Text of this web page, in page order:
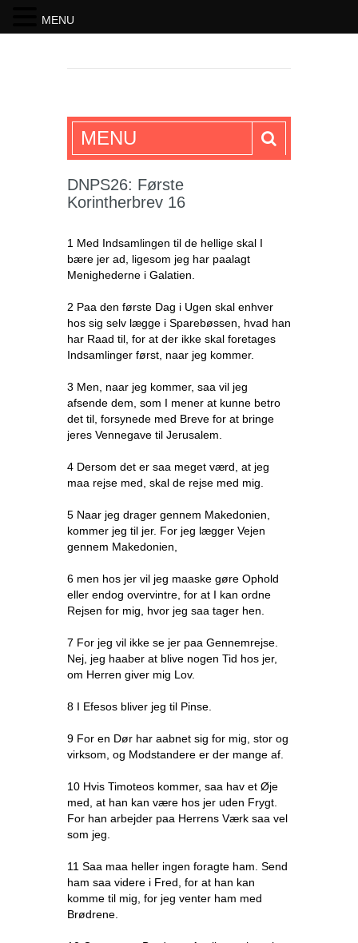
SKRIFTEN
MENU
DNPS26: Første
Korintherbrev 16
1 Med Indsamlingen til de hellige skal I
bære jer ad, ligesom jeg har paalagt
Menighederne i Galatien.
2 Paa den første Dag i Ugen skal enhver
hos sig selv lægge i Sparebøssen, hvad han
har Raad til, for at der ikke skal foretages
Indsamlinger først, naar jeg kommer.
3 Men, naar jeg kommer, saa vil jeg
afsende dem, som I mener at kunne betro
det til, forsynede med Breve for at bringe
jeres Vennegave til Jerusalem.
4 Dersom det er saa meget værd, at jeg
maa rejse med, skal de rejse med mig.
5 Naar jeg drager gennem Makedonien,
kommer jeg til jer. For jeg lægger Vejen
gennem Makedonien,
6 men hos jer vil jeg maaske gøre Ophold
eller endog overvintre, for at I kan ordne
Rejsen for mig, hvor jeg saa tager hen.
7 For jeg vil ikke se jer paa Gennemrejse.
Nej, jeg haaber at blive nogen Tid hos jer,
om Herren giver mig Lov.
8 I Efesos bliver jeg til Pinse.
9 For en Dør har aabnet sig for mig, stor og
virksom, og Modstandere er der mange af.
10 Hvis Timoteos kommer, saa hav et Øje
med, at han kan være hos jer uden Frygt.
For han arbejder paa Herrens Værk saa vel
som jeg.
11 Saa maa heller ingen foragte ham. Send
ham saa videre i Fred, for at han kan
komme til mig, for jeg venter ham med
Brødrene.
MENU